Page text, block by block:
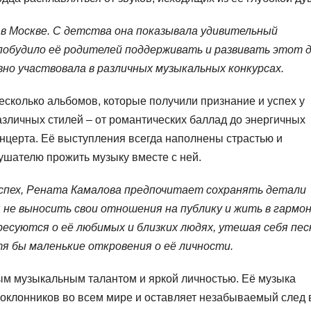
Москве. С детства она показывала удивительный
её родителей поддерживать и развивать этот
участвовала в различных музыкальных конкурсах.
альбомов, которые получили признание и успех у
стилей – от романтических баллад до энергичных
Её выступления всегда наполнены страстью и
прожить музыку вместе с ней.
Рената Камалова предпочитает сохранять детали
выносить свои отношения на публику и жить в
о её любимых и близких людях, утешая себя
бы маленькие откровения о её личности.
музыкальным талантом и яркой личностью. Её музыка
во всем мире и оставляет незабываемый след